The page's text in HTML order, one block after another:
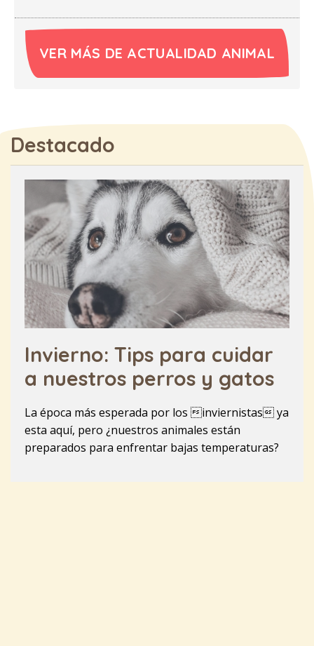
VER MÁS DE ACTUALIDAD ANIMAL
Destacado
Invierno: Tips para cuidar
a nuestros perros y gatos
La época más esperada por los inviernistas ya
esta aquí, pero ¿nuestros animales están
preparados para enfrentar bajas temperaturas?